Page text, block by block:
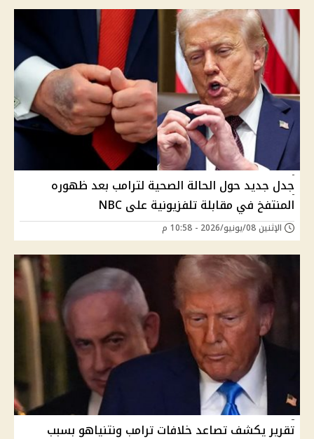
جدل جديد حول الحالة الصحية لترامب بعد ظهوره
المنتفخ في مقابلة تلفزيونية على NBC
الإثنين 08/يونيو/2026 - 10:58 م
تقرير يكشف تصاعد خلافات ترامب ونتنياهو بسبب